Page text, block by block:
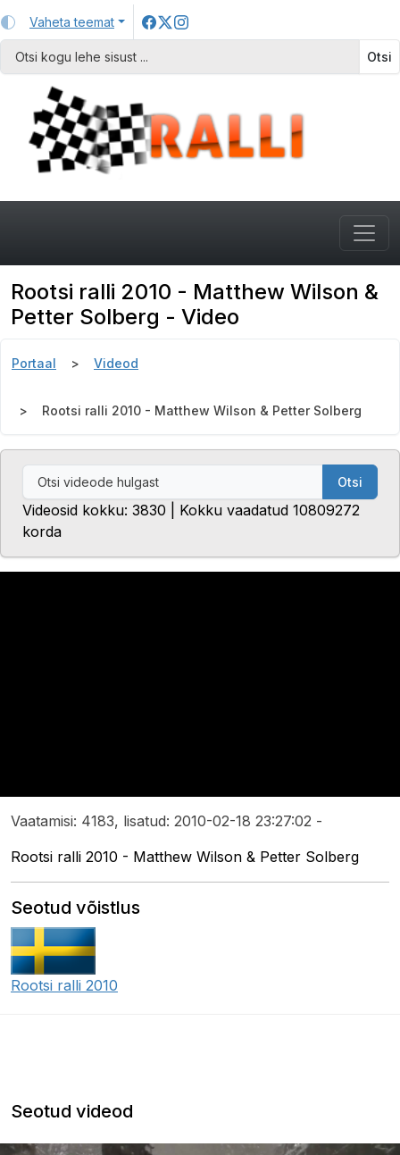
Vaheta teemat
Otsi
Rootsi ralli 2010 - Matthew Wilson &
Petter Solberg - Video
Portaal Videod
Rootsi ralli 2010 - Matthew Wilson & Petter Solberg
Otsi
Videosid kokku: 3830 | Kokku vaadatud 10809272
korda
Vaatamisi: 4183, lisatud: 2010-02-18 23:27:02 -
Rootsi ralli 2010 - Matthew Wilson & Petter Solberg
Seotud võistlus
Rootsi ralli 2010
Seotud videod